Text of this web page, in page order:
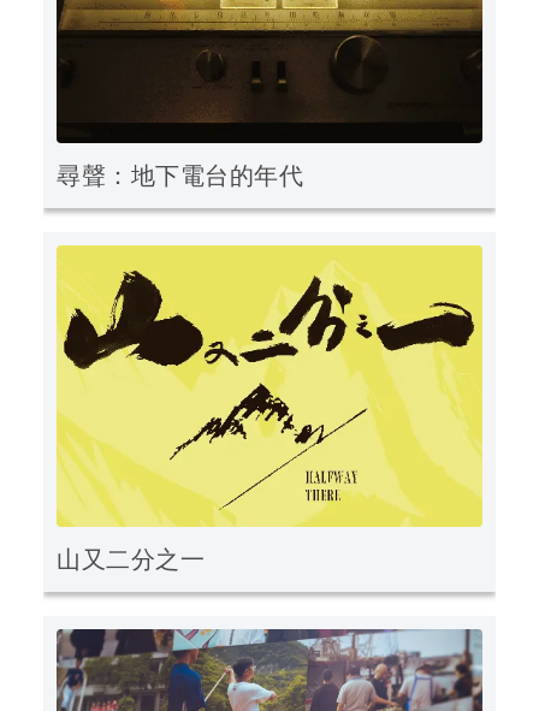
尋聲：地下電台的年代
山又二分之一